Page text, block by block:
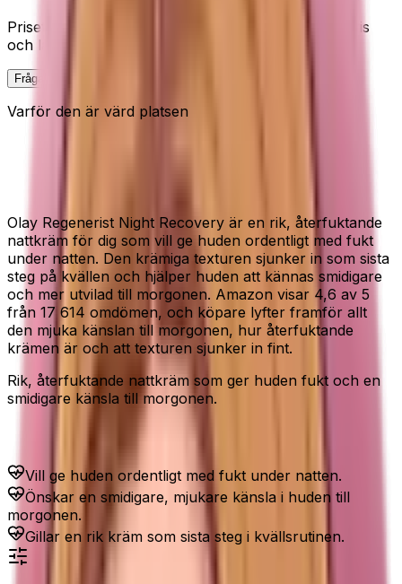
Priset visas inte här eftersom Amazon kan ändra pris
och lagerstatus.
Fråga Elin om denna
Varför den är värd platsen
Rik nattkräm för fukt och en
Olay Regenerist Night Recovery är en rik, återfuktande
nattkräm för dig som vill ge huden ordentligt med fukt
under natten. Den krämiga texturen sjunker in som sista
steg på kvällen och hjälper huden att kännas smidigare
och mer utvilad till morgonen. Amazon visar 4,6 av 5
från 17 614 omdömen, och köpare lyfter framför allt
den mjuka känslan till morgonen, hur återfuktande
krämen är och att texturen sjunker in fint.
Rik, återfuktande nattkräm som ger huden fukt och en
smidigare känsla till morgonen.
Vill ge huden ordentligt med fukt under natten.
Önskar en smidigare, mjukare känsla i huden till
morgonen.
Gillar en rik kräm som sista steg i kvällsrutinen.